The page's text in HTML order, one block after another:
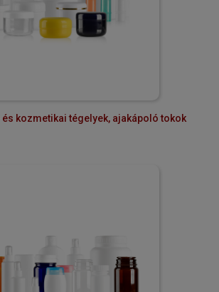
kozmetikai tégelyek, ajakápoló tokok